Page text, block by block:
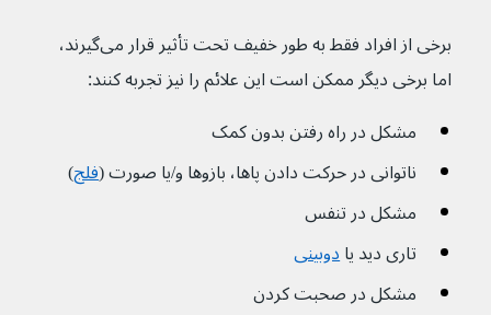
برخی از افراد فقط به طور خفیف تحت تأثیر قرار می‌گیرند،
اما برخی دیگر ممکن است این علائم را نیز تجربه کنند:
مشکل در راه رفتن بدون کمک
ناتوانی در حرکت دادن پاها، بازوها و/یا صورت (فلج)
مشکل در تنفس
تاری دید یا دوبینی
مشکل در صحبت کردن